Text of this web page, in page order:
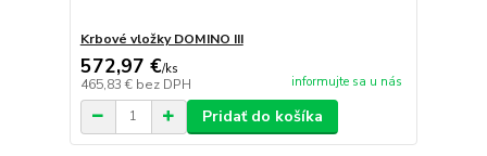
Krbové vložky DOMINO III
572,97 €/ks
465,83 € bez DPH informujte sa u nás
Pridať do košíka